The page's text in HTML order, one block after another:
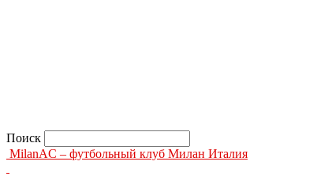
Поиск
MilanAC – футбольный клуб Милан Италия